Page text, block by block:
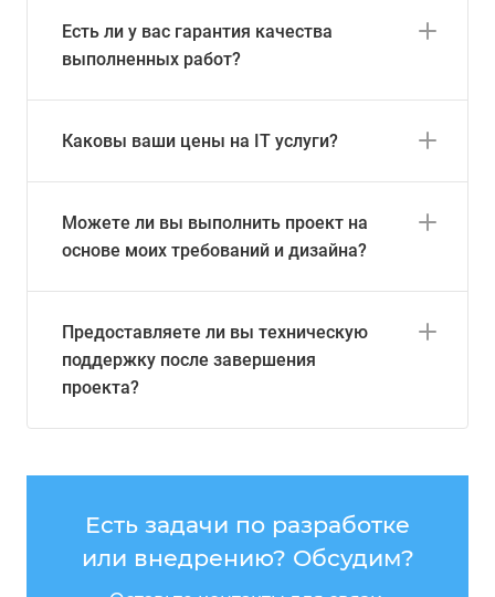
Есть ли у вас гарантия качества
выполненных работ?
Каковы ваши цены на IT услуги?
Можете ли вы выполнить проект на
основе моих требований и дизайна?
Предоставляете ли вы техническую
поддержку после завершения
проекта?
Есть задачи по разработке
или внедрению? Обсудим?